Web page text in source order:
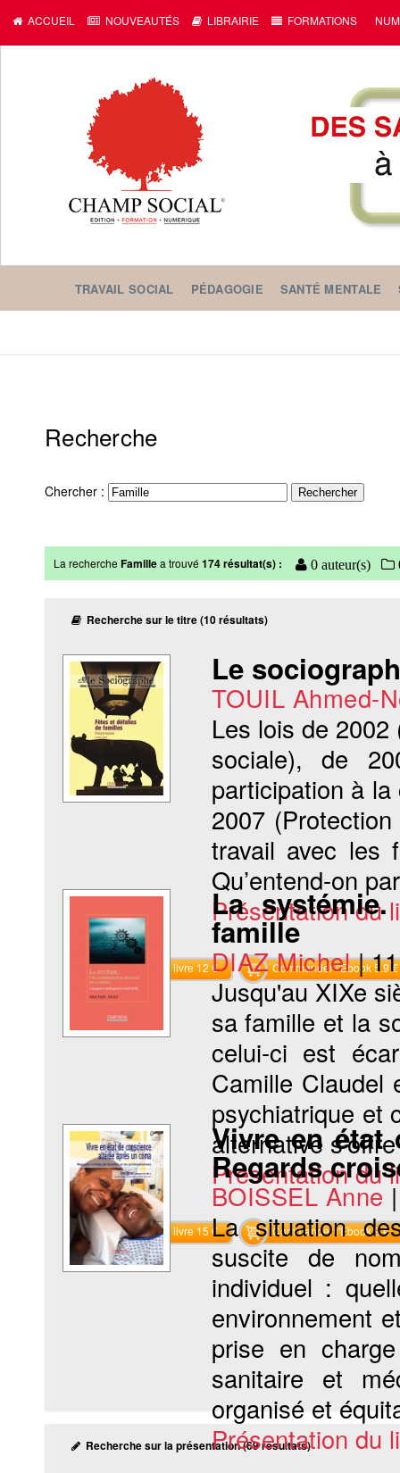
ACCUEIL NOUVEAUTÉS LIBRAIRIE FORMATIONS
TRAVAIL SOCIAL PÉDAGOGIE SANTÉ MENTALE
Recherche
Chercher :
La rechercheFamillea trouvé174 résultat(s) : 0 auteur(s)
Recherche sur le titre (10 résultats)
Le
TOUIL Ahmed-
Les lois de
sociale), de
participation à
2007
travail avec les
Qu’entend-on
Présentation du
Commander le livre 12 € Commander l'Ebook 5.9 €
La
famille
DIAZ Michel |
Jusqu'au XIXe
sa famille et la
celui-ci est
Camille Claudel
psychiatrique et
alternative
Présentation du
Commander le livre 15 € Commander l'Ebook 9 €
Vivre en état
Regards
BOISSEL Anne
La situation
suscite de
individuel :
environnement
prise en
sanitaire et
organisé et
Présentation du
Recherche sur la présentation (69 résultats)